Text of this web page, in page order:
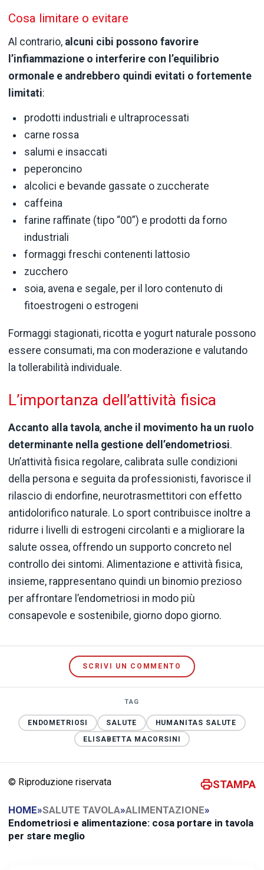
Cosa limitare o evitare
Al contrario, alcuni cibi possono favorire
l’infiammazione o interferire con l’equilibrio
ormonale e andrebbero quindi evitati o fortemente
limitati:
prodotti industriali e ultraprocessati
carne rossa
salumi e insaccati
peperoncino
alcolici e bevande gassate o zuccherate
caffeina
farine raffinate (tipo “00”) e prodotti da forno
industriali
formaggi freschi contenenti lattosio
zucchero
soia, avena e segale, per il loro contenuto di
fitoestrogeni o estrogeni
Formaggi stagionati, ricotta e yogurt naturale possono
essere consumati, ma con moderazione e valutando
la tollerabilità individuale.
L’importanza dell’attività fisica
Accanto alla tavola, anche il movimento ha un ruolo
determinante nella gestione dell’endometriosi.
Un’attività fisica regolare, calibrata sulle condizioni
della persona e seguita da professionisti, favorisce il
rilascio di endorfine, neurotrasmettitori con effetto
antidolorifico naturale. Lo sport contribuisce inoltre a
ridurre i livelli di estrogeni circolanti e a migliorare la
salute ossea, offrendo un supporto concreto nel
controllo dei sintomi. Alimentazione e attività fisica,
insieme, rappresentano quindi un binomio prezioso
per affrontare l’endometriosi in modo più
consapevole e sostenibile, giorno dopo giorno.
SCRIVI UN COMMENTO
TAG
ENDOMETRIOSI SALUTE
HUMANITAS SALUTE
ELISABETTA MACORSINI
© Riproduzione riservata STAMPA
HOME»SALUTE TAVOLA»ALIMENTAZIONE»
Endometriosi e alimentazione: cosa portare in tavola
per stare meglio